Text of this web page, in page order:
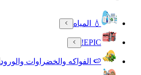
💧 المياه
EPIC!
🍉 الفواكه والخضراوات والورود